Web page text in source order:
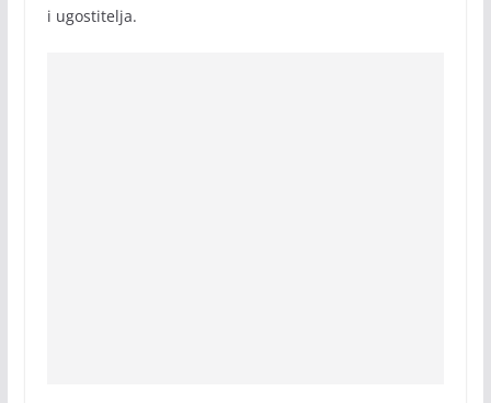
i ugostitelja.